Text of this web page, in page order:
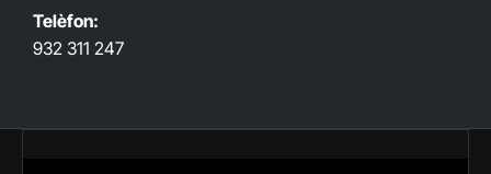
Telèfon:
932 311 247